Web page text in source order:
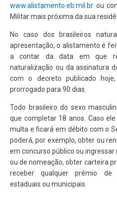
www.alistamento.eb.mil.br ou
Militar mais próxima da sua
No caso dos brasileiros
apresentação, o alistamento é
a contar da data em que
naturalização ou da assinatura
com o decreto publicado
prorrogado para 90 dias.
Todo brasileiro do sexo
que completar 18 anos. Caso
multa e ficará em débito com o
poderá, por exemplo, obter ou
em concurso público ou ingressar
ou de nomeação, obter carteira
receber qualquer prêmio de
estaduais ou municipais.